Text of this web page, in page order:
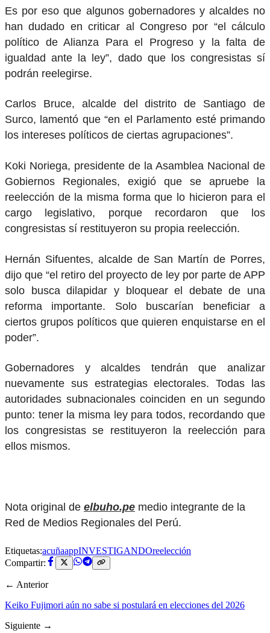
Es por eso que algunos gobernadores y alcaldes no
han dudado en criticar al Congreso por “el cálculo
político de Alianza Para el Progreso y la falta de
igualdad ante la ley”, dado que los congresistas sí
podrán reelegirse.
Carlos Bruce, alcalde del distrito de Santiago de
Surco, lamentó que “en el Parlamento esté primando
los intereses políticos de ciertas agrupaciones”.
Koki Noriega, presidente de la Asamblea Nacional de
Gobiernos Regionales, exigió que se apruebe la
reelección de la misma forma que lo hicieron para el
cargo legislativo, porque recordaron que los
congresistas sí restituyeron su propia reelección.
Hernán Sifuentes, alcalde de San Martín de Porres,
dijo que “el retiro del proyecto de ley por parte de APP
solo busca dilapidar y bloquear el debate de una
reforma importante. Solo buscarían beneficiar a
ciertos grupos políticos que quieren enquistarse en el
poder”.
Gobernadores y alcaldes tendrán que analizar
nuevamente sus estrategias electorales. Todas las
autoridades subnacionales coinciden en un segundo
punto: tener la misma ley para todos, recordando que
los congresistas se restituyeron la reelección para
ellos mismos.
Nota original de elbuho.pe medio integrante de la
Red de Medios Regionales del Perú.
Etiquetas:acuñaappINVESTIGANDOreelección
Compartir:
← Anterior
Keiko Fujimori aún no sabe si postulará en elecciones del 2026
Siguiente →